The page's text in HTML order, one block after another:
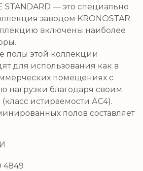
STANDARD — это специально
заводом KRONOSTAR
включены наиболее
полы этой коллекции
для использования как в
помещениях с
нагрузки благодаря своим
истираемости АС4).
полов составляет
4849